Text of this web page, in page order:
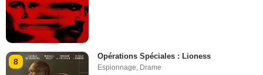
8
Opérations Spéciales : Lioness
Espionnage, Drame